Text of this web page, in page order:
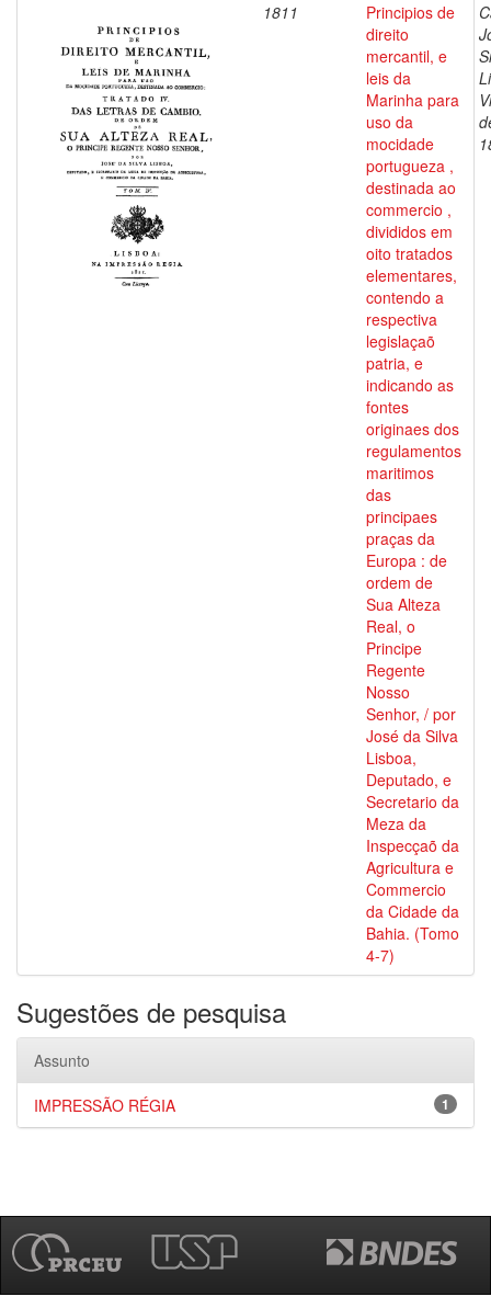
1811
Principios de
direito
mercantil, e
leis da
Marinha para
uso da
mocidade
portugueza ,
destinada ao
commercio ,
divididos em
oito tratados
elementares,
contendo a
respectiva
legislaçaõ
patria, e
indicando as
fontes
originaes dos
regulamentos
maritimos
das
principaes
praças da
Europa : de
ordem de
Sua Alteza
Real, o
Principe
Regente
Nosso
Senhor, / por
José da Silva
Lisboa,
Deputado, e
Secretario da
Meza da
Inspecçaõ da
Agricultura e
Commercio
da Cidade da
Bahia. (Tomo
4-7)
Sugestões de pesquisa
Assunto
1
IMPRESSÃO RÉGIA